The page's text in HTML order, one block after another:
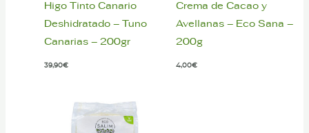
Higo Tinto Canario
Deshidratado – Tuno
Canarias – 200gr
39,90€
Crema de Cacao y
Avellanas – Eco Sana –
200g
4,00€